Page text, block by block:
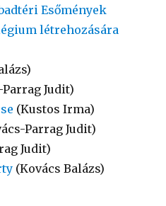
Esőmények
létrehozására
Judit)
(Kustos Irma)
Parrag Judit)
Judit)
(Kovács Balázs)